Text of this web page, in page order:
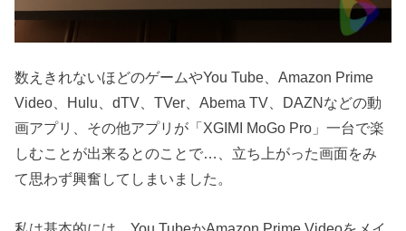
数えきれないほどのゲームやYou Tube、Amazon Prime
Video、Hulu、dTV、TVer、Abema TV、DAZNなどの動
画アプリ、その他アプリが「XGIMI MoGo Pro」一台で楽
しむことが出来るとのことで…、立ち上がった画面をみ
て思わず興奮してしまいました。